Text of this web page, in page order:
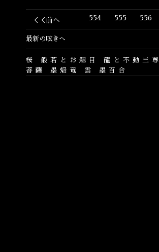
＜＜前へ 554 555 556
最新の呟きへ
桜 般若とお題目 龍と不動三尊
菩薩
墨焔竜 雲 墨百合